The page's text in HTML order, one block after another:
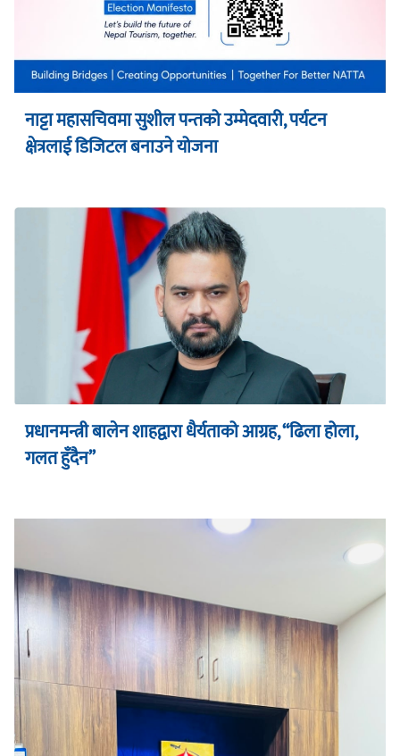
नाट्टा महासचिवमा सुशील पन्तको उम्मेदवारी, पर्यटन
क्षेत्रलाई डिजिटल बनाउने योजना
प्रधानमन्त्री बालेन शाहद्वारा धैर्यताको आग्रह, “ढिला होला,
गलत हुँदैन”